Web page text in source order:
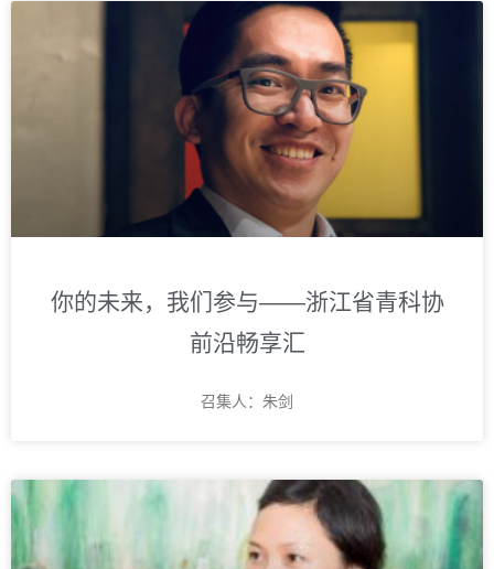
你的未来，我们参与——浙江省青科协
前沿畅享汇
召集人：朱剑